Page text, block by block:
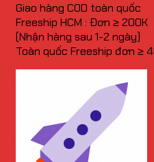
Giao hàng COD toàn quốc
Freeship HCM : Đơn ≥ 200K
(Nhận hàng sau 1-2 ngày)
Toàn quốc Freeship đơn ≥